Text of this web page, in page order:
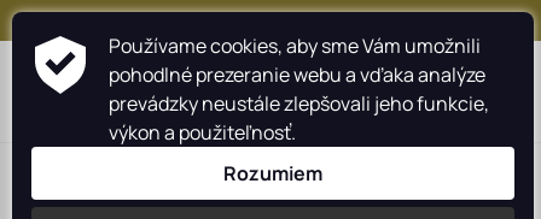
+421 917 159 547
Rybárské potreby rybarzv.sk>Camping
Používame cookies, aby sme Vám umožnili
pohodlné prezeranie webu a vďaka analýze
prevádzky neustále zlepšovali jeho funkcie,
výkon a použiteľnosť.
Rozumiem